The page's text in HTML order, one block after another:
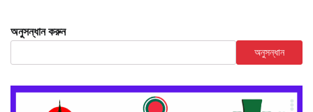
অনুসন্ধান করুন
অনুসন্ধান